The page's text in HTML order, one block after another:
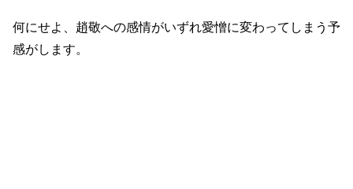
何にせよ、趙敬への感情がいずれ愛憎に変わってしまう予
感がします。